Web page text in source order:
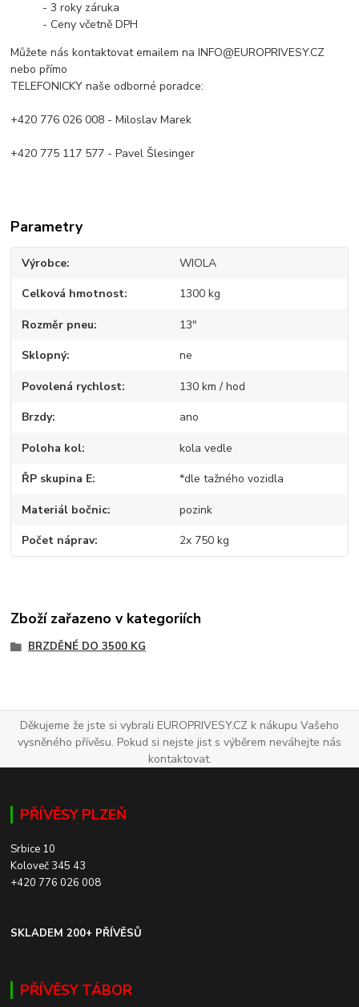
- 3 roky záruka
- Ceny včetně DPH
Můžete nás kontaktovat emailem na INFO@EUROPRIVESY.CZ
nebo přímo
TELEFONICKY naše odborné poradce:
+420 776 026 008 - Miloslav Marek
+420 775 117 577 - Pavel Šlesinger
Parametry
Výrobce WIOLA
Celková hmotnost 1300 kg
Rozměr pneu 13"
Sklopný ne
Povolená rychlost 130 km / hod
Brzdy ano
Poloha kol kola vedle
ŘP skupina E *dle tažného vozidla
Materiál bočnic pozink
Počet náprav 2x 750 kg
Zboží zařazeno v kategoriích
BRZDĚNÉ DO 3500 KG
Děkujeme že jste si vybrali EUROPRIVESY.CZ k nákupu Vašeho
vysněného přívěsu. Pokud si nejste jist s výběrem neváhejte nás
kontaktovat.
PŘÍVĚSY PLZEŇ
Srbice 10
Koloveč 345 43
+420 776 026 008
SKLADEM 200+ PŘÍVĚSŮ
PŘÍVĚSY TÁBOR